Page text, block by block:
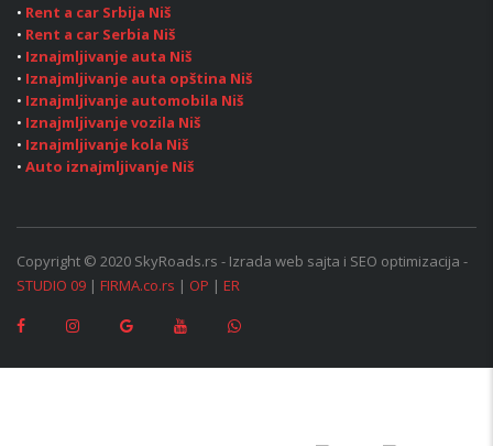
• Rent a car Srbija Niš
• Rent a car Serbia Niš
• Iznajmljivanje auta Niš
• Iznajmljivanje auta opština Niš
• Iznajmljivanje automobila Niš
• Iznajmljivanje vozila Niš
• Iznajmljivanje kola Niš
• Auto iznajmljivanje Niš
Copyright © 2020 SkyRoads.rs - Izrada web sajta i SEO optimizacija -
STUDIO 09 | FIRMA.co.rs | OP | ER